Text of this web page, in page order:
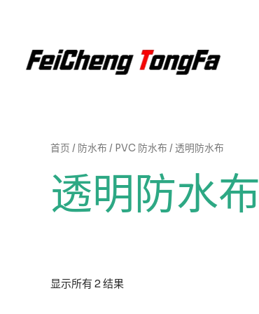
首页 / 防水布 / PVC 防水布 / 透明防水布
透明防水布
显示所有 2 结果